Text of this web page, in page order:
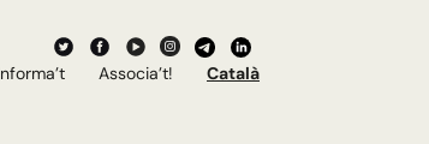
Informa’t Associa’t! Català